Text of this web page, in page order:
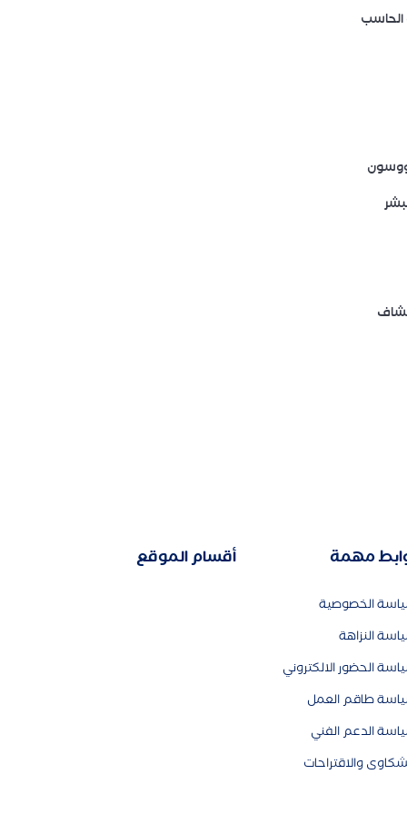
مهمة
الخصوصية
النزاهة
الحضور الالكتروني
طاقم العمل
الدعم الفني
والاقتراحات
أقسام الموقع